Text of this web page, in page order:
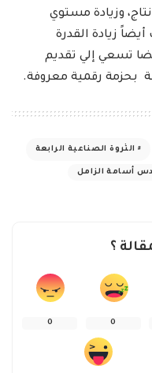
وزيادة مستوي
أيضاً زيادة القدرة
تسعي إلي تقديم
بحزمة رقمية معروفة.
الثروة الصناعية الرابعة
أسامة الزامل
؟
0
0